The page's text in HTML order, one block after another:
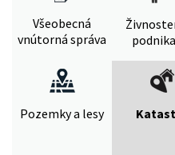
Všeobecná
vnútorná správa
Pozemky a lesy